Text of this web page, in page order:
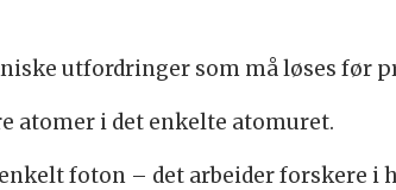
utfordringer som må løses før
atomer i det enkelte atomuret.
foton – det arbeider forskere i